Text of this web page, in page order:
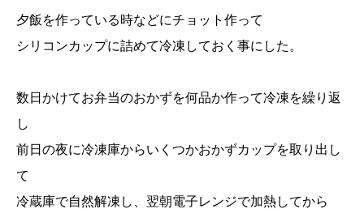
夕飯を作っている時などにチョット作って
シリコンカップに詰めて冷凍しておく事にした。
数日かけてお弁当のおかずを何品か作って冷凍を繰り返
し
前日の夜に冷凍庫からいくつかおかずカップを取り出し
て
冷蔵庫で自然解凍し、翌朝電子レンジで加熱してから